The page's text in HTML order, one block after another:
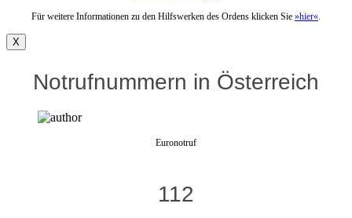
Für weitere Informationen zu den Hilfswerken des Ordens klicken Sie »hier«.
X
Notrufnummern in Österreich
Euronotruf
112